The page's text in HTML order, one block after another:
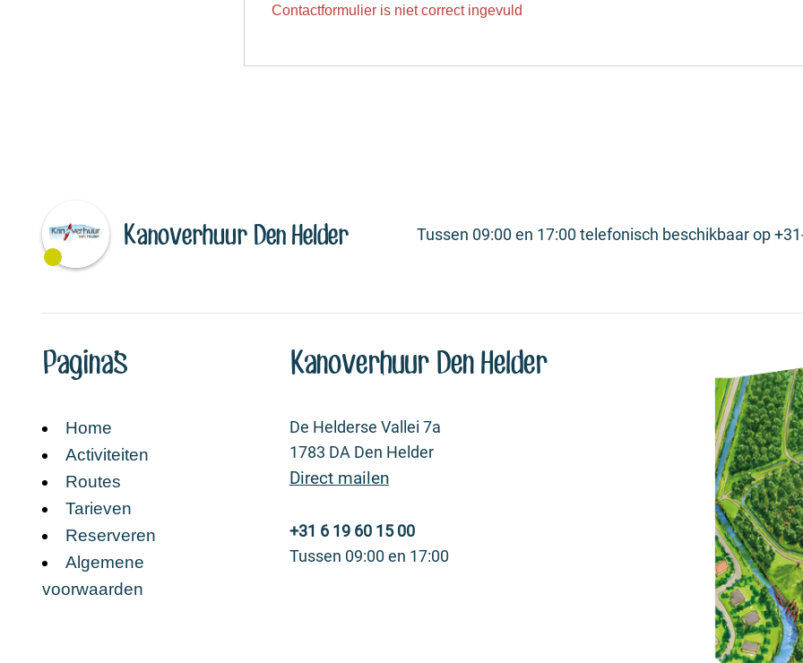
Contactformulier is niet correct ingevuld
Kanoverhuur Den Helder Tussen 09:00 en 17:00 telefonisch beschikbaar op
Pagina's
Home
Activiteiten
Routes
Tarieven
Reserveren
Algemene
voorwaarden
Kanoverhuur Den Helder
De Helderse Vallei 7a
1783 DA Den Helder
Direct mailen
+31 6 19 60 15 00
Tussen 09:00 en 17:00